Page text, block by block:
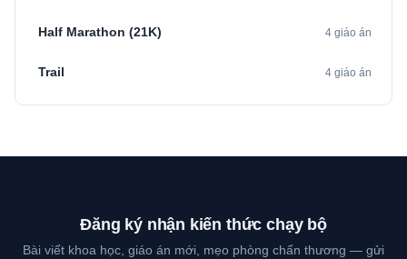
Half Marathon (21K) 4 giáo án
Trail 4 giáo án
Đăng ký nhận kiến thức chạy bộ
Bài viết khoa học, giáo án mới, mẹo phòng chấn thương — gửi